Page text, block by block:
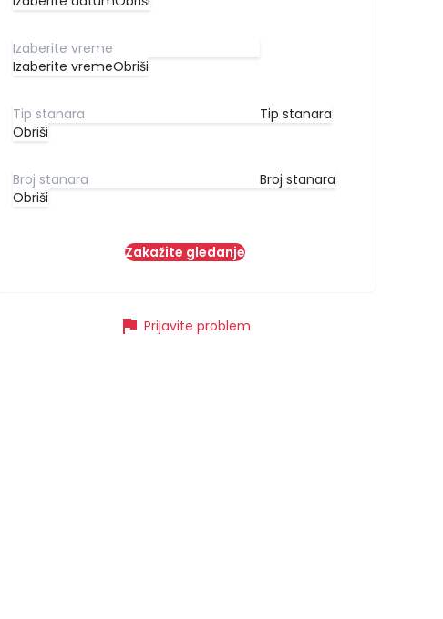
Izaberite vremeObriši
Tip stanara
Obriši
Broj stanara
Obriši
Zakažite gledanje
flag Prijavite problem